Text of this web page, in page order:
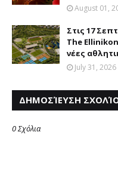
August 01,
Στις 17
The
νέες
July 31, 2026
ΔΗΜΟΣΊΕΥΣΗ
0 Σχόλια